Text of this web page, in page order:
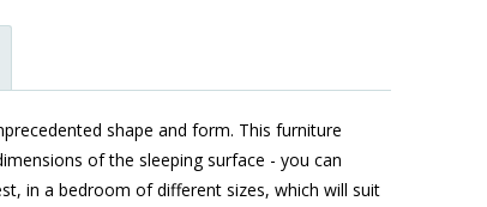
shape and form. This furniture
of the sleeping surface - you can
in a bedroom of different sizes, which will suit